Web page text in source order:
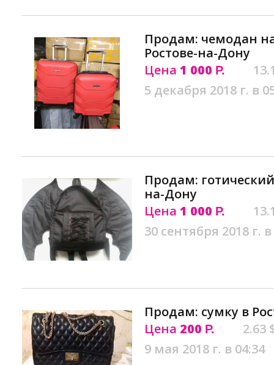
Продам: чемодан
Ростове-на-Дону
Цена 1 000 Р.
5 декабря 2018 г. в
Продам:
на-Дону
Цена 1 000 Р.
30 сентября 2018 г.
Продам: сумку в
Цена 200 Р.
2.63
9 мая 2018 г. в 04:34